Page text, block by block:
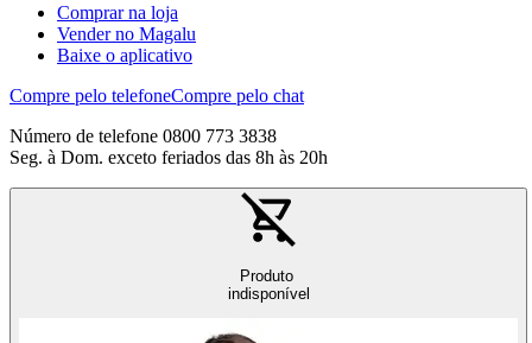
Comprar na loja
Vender no Magalu
Baixe o aplicativo
Compre pelo telefoneCompre pelo chat
Número de telefone 0800 773 3838
Seg. à Dom. exceto feriados das 8h às 20h
Produto
indisponível